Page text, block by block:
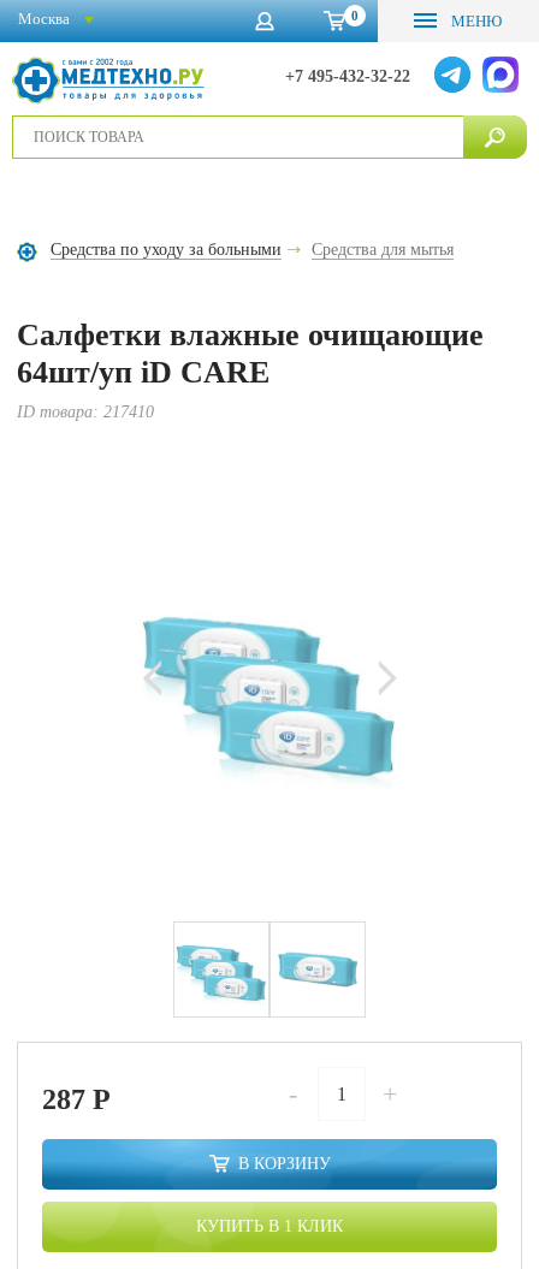
0 МЕНЮ
+7 495-432-32-22
Москва
Средства по уходу за больными Средства для мытья
Салфетки влажные очищающие
64шт/уп iD CARE
ID товара:217410
287P - +
В КОРЗИНУ
КУПИТЬ В 1 КЛИК